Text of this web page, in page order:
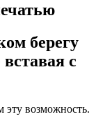
берегу
вставая с
эту возможность.